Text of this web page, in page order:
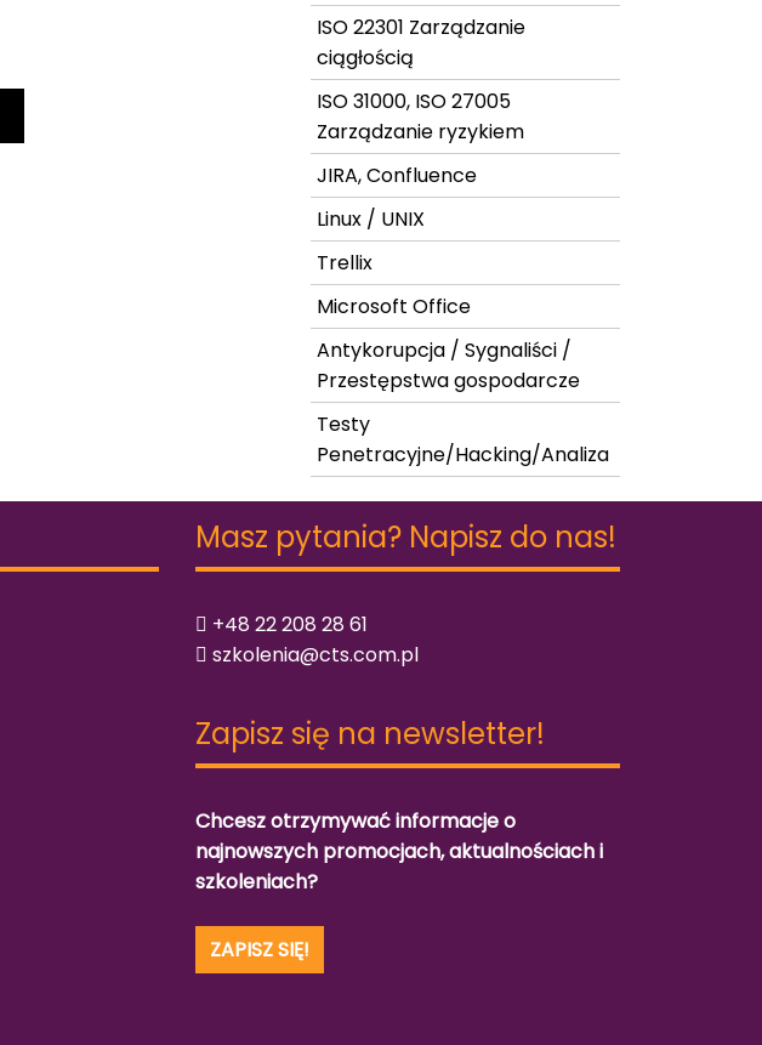
ISO 22301 Zarządzanie
ciągłością
ISO 31000, ISO 27005
Zarządzanie ryzykiem
JIRA, Confluence
Linux / UNIX
Trellix
Microsoft Office
Antykorupcja / Sygnaliści /
Przestępstwa gospodarcze
Testy
Penetracyjne/Hacking/Analiza
Masz pytania? Napisz do nas!
+48 22 208 28 61
szkolenia@cts.com.pl
Zapisz się na newsletter!
Chcesz otrzymywać informacje o
najnowszych promocjach, aktualnościach i
szkoleniach?
ZAPISZ SIĘ!